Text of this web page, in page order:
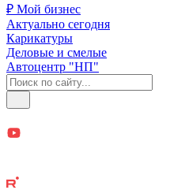
₽ Мой бизнес
Актуально сегодня
Карикатуры
Деловые и смелые
Автоцентр "НП"